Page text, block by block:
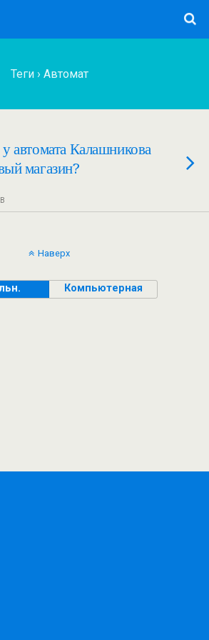
Теги › Автомат
автомата Калашникова
магазин?
Наверх
Компьютерная